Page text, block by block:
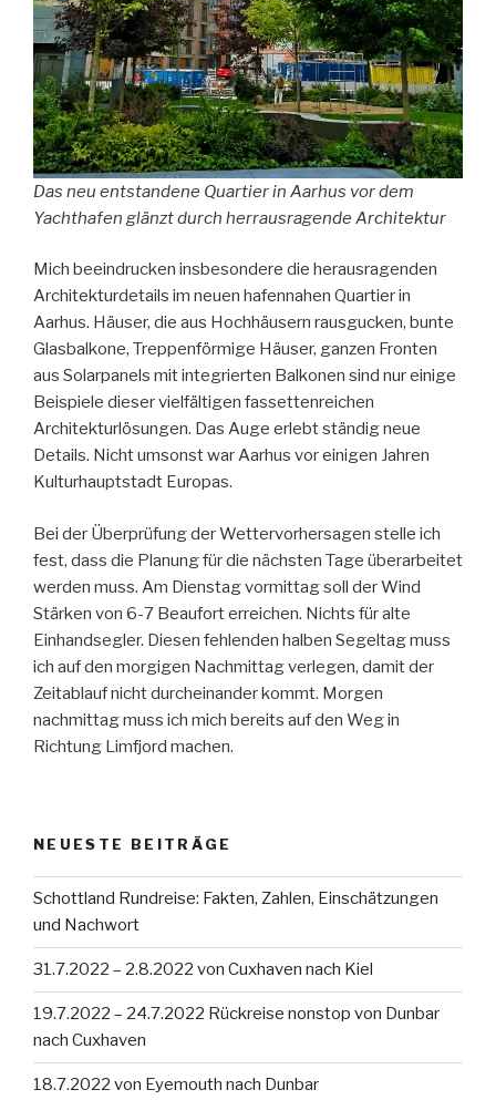
Das neu entstandene Quartier in Aarhus vor dem
Yachthafen glänzt durch herrausragende Architektur
Mich beeindrucken insbesondere die herausragenden
Architekturdetails im neuen hafennahen Quartier in
Aarhus. Häuser, die aus Hochhäusern rausgucken, bunte
Glasbalkone, Treppenförmige Häuser, ganzen Fronten
aus Solarpanels mit integrierten Balkonen sind nur einige
Beispiele dieser vielfältigen fassettenreichen
Architekturlösungen. Das Auge erlebt ständig neue
Details. Nicht umsonst war Aarhus vor einigen Jahren
Kulturhauptstadt Europas.
Bei der Überprüfung der Wettervorhersagen stelle ich
fest, dass die Planung für die nächsten Tage überarbeitet
werden muss. Am Dienstag vormittag soll der Wind
Stärken von 6-7 Beaufort erreichen. Nichts für alte
Einhandsegler. Diesen fehlenden halben Segeltag muss
ich auf den morgigen Nachmittag verlegen, damit der
Zeitablauf nicht durcheinander kommt. Morgen
nachmittag muss ich mich bereits auf den Weg in
Richtung Limfjord machen.
NEUESTE BEITRÄGE
Schottland Rundreise: Fakten, Zahlen, Einschätzungen
und Nachwort
31.7.2022 – 2.8.2022 von Cuxhaven nach Kiel
19.7.2022 – 24.7.2022 Rückreise nonstop von Dunbar
nach Cuxhaven
18.7.2022 von Eyemouth nach Dunbar